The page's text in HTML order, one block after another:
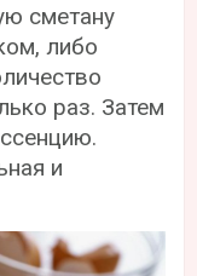
сметану
либо
раз. Затем
и